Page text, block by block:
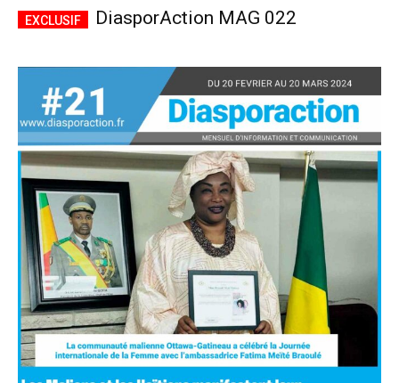
DiasporAction MAG 022